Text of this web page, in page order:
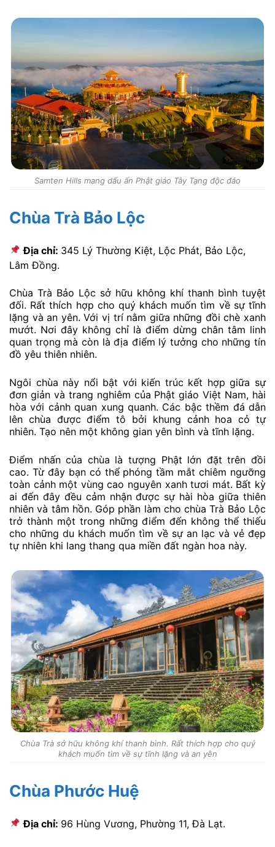
Samten Hills mang dấu ấn Phật giáo Tây Tạng độc đáo
Chùa Trà Bảo Lộc
Địa chỉ: 345 Lý Thường Kiệt, Lộc Phát, Bảo Lộc,
Lâm Đồng.
Chùa Trà Bảo Lộc sở hữu không khí thanh bình tuyệt
đối. Rất thích hợp cho quý khách muốn tìm về sự tĩnh
lặng và an yên. Với vị trí nằm giữa những đồi chè xanh
mướt. Nơi đây không chỉ là điểm dừng chân tâm linh
quan trọng mà còn là địa điểm lý tưởng cho những tín
đồ yêu thiên nhiên.
Ngôi chùa này nổi bật với kiến trúc kết hợp giữa sự
đơn giản và trang nghiêm của Phật giáo Việt Nam, hài
hòa với cảnh quan xung quanh. Các bậc thềm đá dẫn
lên chùa được điểm tô bởi khung cảnh hoa cỏ tự
nhiên. Tạo nên một không gian yên bình và tĩnh lặng.
Điểm nhấn của chùa là tượng Phật lớn đặt trên đồi
cao. Từ đây bạn có thể phóng tầm mắt chiêm ngưỡng
toàn cảnh một vùng cao nguyên xanh tươi mát. Bất kỳ
ai đến đây đều cảm nhận được sự hài hòa giữa thiên
nhiên và tâm hồn. Góp phần làm cho chùa Trà Bảo Lộc
trở thành một trong những điểm đến không thể thiếu
cho những du khách muốn tìm về sự an lạc và vẻ đẹp
tự nhiên khi lang thang qua miền đất ngàn hoa này.
Chùa Trà sở hữu không khí thanh bình. Rất thích hợp cho quý
khách muốn tìm về sự tĩnh lặng và an yên
Chùa Phước Huệ
Địa chỉ: 96 Hùng Vương, Phường 11, Đà Lạt.